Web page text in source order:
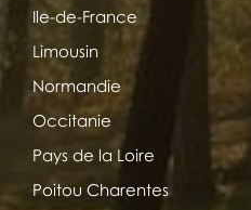
Ile-de-France
Limousin
Normandie
Occitanie
Pays de la Loire
Poitou Charentes